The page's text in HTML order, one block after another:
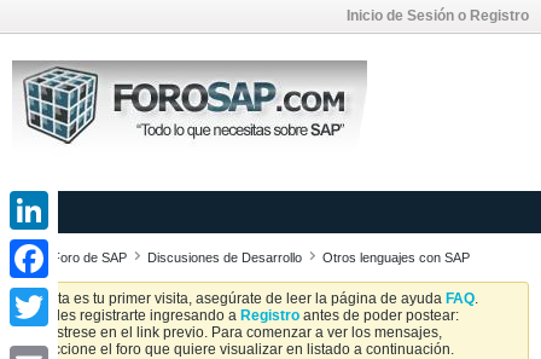
Inicio de Sesión o Registro
Foro de SAP Discusiones de Desarrollo Otros lenguajes con SAP
Si esta es tu primer visita, asegúrate de leer la página de ayuda FAQ.
Puedes registrarte ingresando a Registro antes de poder postear:
Regístrese en el link previo. Para comenzar a ver los mensajes,
seleccione el foro que quiere visualizar en listado a continuación.
LinkedIn
Facebook
Twitter